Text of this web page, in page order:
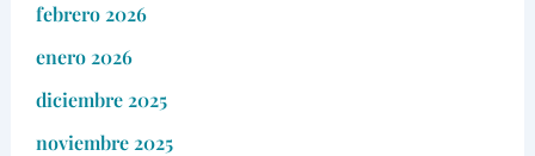
febrero 2026
enero 2026
diciembre 2025
noviembre 2025